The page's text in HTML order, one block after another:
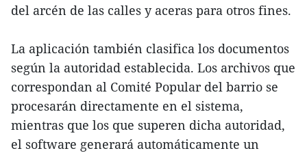
del arcén de las calles y aceras para otros fines.
La aplicación también clasifica los documentos
según la autoridad establecida. Los archivos que
correspondan al Comité Popular del barrio se
procesarán directamente en el sistema,
mientras que los que superen dicha autoridad,
el software generará automáticamente un